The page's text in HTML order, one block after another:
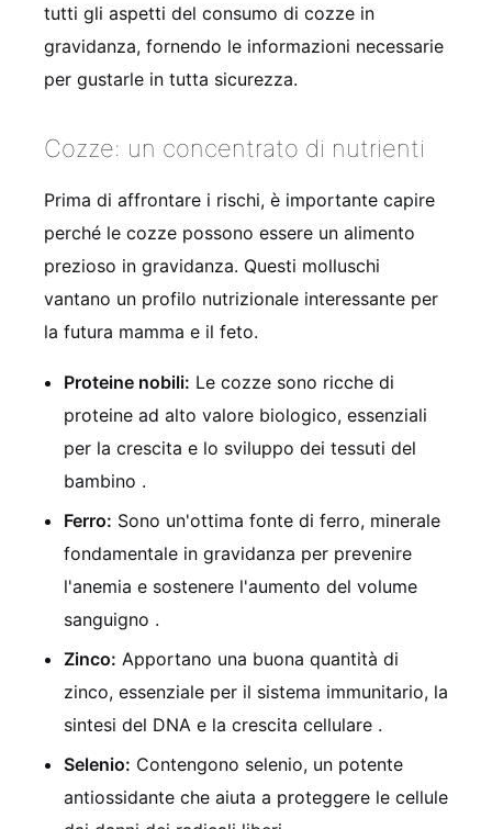
tutti gli aspetti del consumo di cozze in
gravidanza, fornendo le informazioni necessarie
per gustarle in tutta sicurezza.
Cozze: un concentrato di nutrienti
Prima di affrontare i rischi, è importante capire
perché le cozze possono essere un alimento
prezioso in gravidanza. Questi molluschi
vantano un profilo nutrizionale interessante per
la futura mamma e il feto.
Proteine nobili: Le cozze sono ricche di
proteine ad alto valore biologico, essenziali
per la crescita e lo sviluppo dei tessuti del
bambino .
Ferro: Sono un'ottima fonte di ferro, minerale
fondamentale in gravidanza per prevenire
l'anemia e sostenere l'aumento del volume
sanguigno .
Zinco: Apportano una buona quantità di
zinco, essenziale per il sistema immunitario, la
sintesi del DNA e la crescita cellulare .
Selenio: Contengono selenio, un potente
antiossidante che aiuta a proteggere le cellule